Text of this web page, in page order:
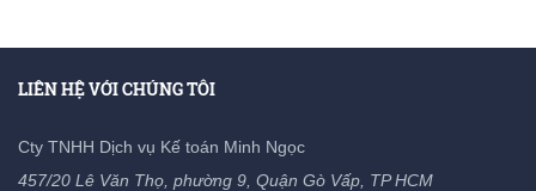
LIÊN HỆ VỚI CHÚNG TÔI
Cty TNHH Dịch vụ Kế toán Minh Ngọc
457/20 Lê Văn Thọ, phường 9, Quận Gò Vấp, TP HCM